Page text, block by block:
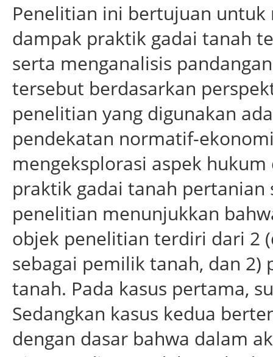
Penelitian ini bertujuan
dampak praktik gadai tanah
serta menganalisis
tersebut berdasarkan
penelitian yang digunakan
pendekatan normatif-
mengeksplorasi aspek
praktik gadai tanah pertanian
penelitian menunjukkan
objek penelitian terdiri dari 2
sebagai pemilik tanah, dan 2)
tanah. Pada kasus pertama,
Sedangkan kasus kedua
dengan dasar bahwa dalam